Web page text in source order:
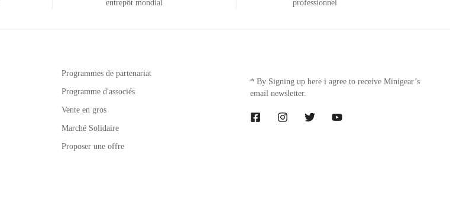
entrepôt mondial
professionnel
Programmes de partenariat
Programme d'associés
Vente en gros
Marché Solidaire
Proposer une offre
* By Signing up here i agree to receive Minigear’s
email newsletter.